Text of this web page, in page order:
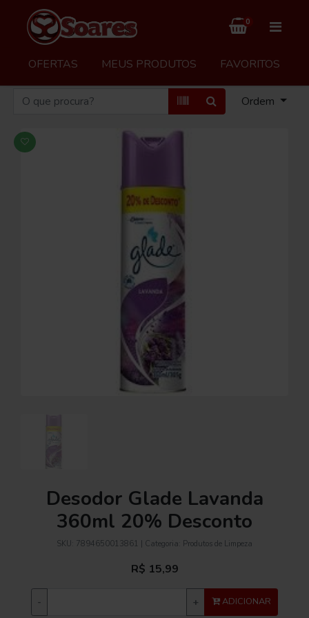
0
OFERTAS MEUS PRODUTOS FAVORITOS
Ordem
Desodor Glade Lavanda
360ml 20% Desconto
SKU: 7894650013861 | Categoria: Produtos de Limpeza
R$ 15,99
- + ADICIONAR